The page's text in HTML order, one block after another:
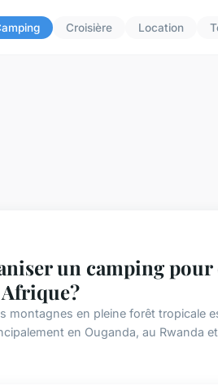
Croisière Location
un camping pour
montagnes en pleine forêt tropicale
en Ouganda, au Rwanda